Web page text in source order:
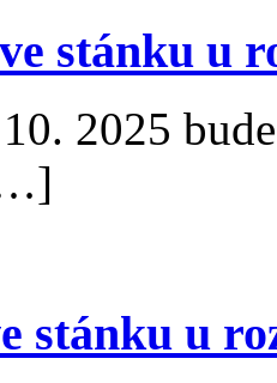
ve stánku u
2025
stánku u